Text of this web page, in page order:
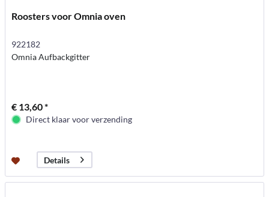
Roosters voor Omnia oven
922182
Omnia Aufbackgitter
€ 13,60 *
Direct klaar voor verzending
Details